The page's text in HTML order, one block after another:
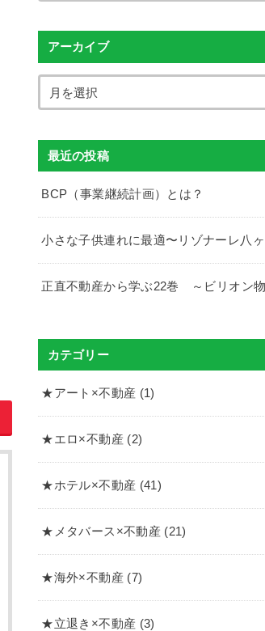
アーカイブ
最近の投稿
BCP（事業継続計画）とは？
小さな子供連れに最適〜リゾナーレ八
正直不動産から学ぶ22巻 ～ビリオン
カテゴリー
★アート×不動産 (1)
★エロ×不動産 (2)
★ホテル×不動産 (41)
★メタバース×不動産 (21)
★海外×不動産 (7)
★立退き×不動産 (3)